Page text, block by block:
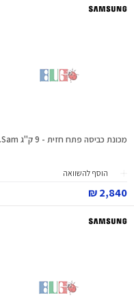
מכונת כביסה פתח חזית - 9 ק"ג Sam...
הוסף להשוואה
2,840 ₪